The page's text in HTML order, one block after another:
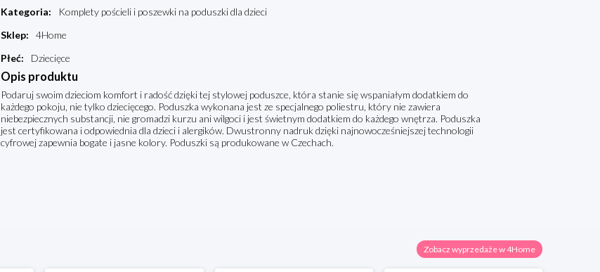
Kategoria:
Komplety pościeli i poszewki na poduszki dla dzieci
Sklep:
4Home
Płeć: Dziecięce
Opis produktu
Podaruj swoim dzieciom komfort i radość dzięki tej stylowej poduszce, która stanie się wspaniałym dodatkiem do
każdego pokoju, nie tylko dziecięcego. Poduszka wykonana jest ze specjalnego poliestru, który nie zawiera
niebezpiecznych substancji, nie gromadzi kurzu ani wilgoci i jest świetnym dodatkiem do każdego wnętrza. Poduszka
jest certyfikowana i odpowiednia dla dzieci i alergików. Dwustronny nadruk dzięki najnowocześniejszej technologii
cyfrowej zapewnia bogate i jasne kolory. Poduszki są produkowane w Czechach.
Zobacz wyprzedaże w 4Home